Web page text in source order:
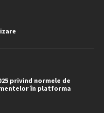
privind normele de
în platforma